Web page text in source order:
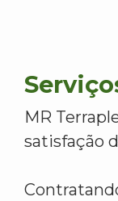
MR
satisfação